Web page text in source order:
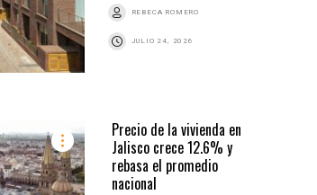
REBECA ROMERO
JULIO 24, 2026
Precio de la vivienda en
Jalisco crece 12.6% y
rebasa el promedio
nacional